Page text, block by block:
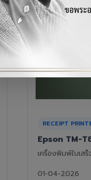
RECEIPT
Epson TM-
เครื่องพิมพ์ใบเสร็
01-04-2026